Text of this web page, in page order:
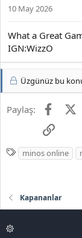
10 May 2026
What a Great
IGN:WizzO
Üzgünüz bu
Paylaş:
Link
E
e
minos online
Kapananlar